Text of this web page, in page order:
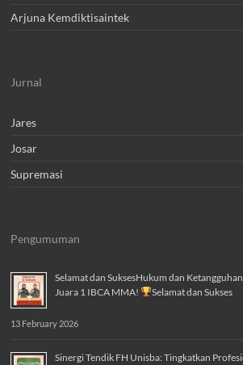
Arjuna Kemdiktisaintek
Jurnal
Jares
Josar
Supremasi
Pengumuman
Selamat dan SuksesHukum dan
Juara 1 IBCA MMA!
Selamat dan Sukses
13 February 2026
Sinergi Tendik FH Unisba: Tingkatkan